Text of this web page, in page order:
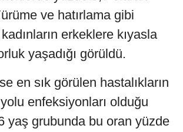
ve hatırlama gibi
erkeklere kıyasla
yaşadığı görüldü.
en sık görülen hastalıkların
enfeksiyonları olduğu
yaş grubunda bu oran yüzde